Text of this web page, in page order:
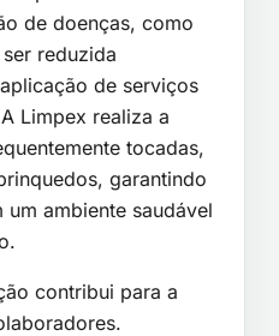
de doenças, como
reduzida
de serviços
Limpex realiza a
tocadas,
garantindo
um ambiente saudável
contribui para a